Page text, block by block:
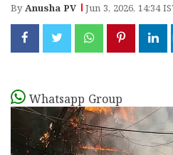
ByAnusha PV Jun 3, 2026, 14:34
Whatsapp Group